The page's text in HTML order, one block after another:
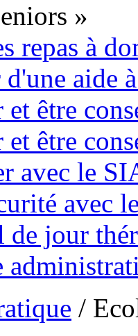
»
repas à
aide
et être
et être
avec le
avec
de jour
/